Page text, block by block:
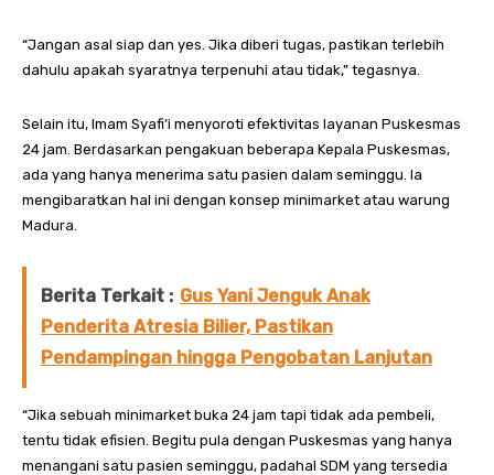
“Jangan asal siap dan yes. Jika diberi tugas, pastikan terlebih
dahulu apakah syaratnya terpenuhi atau tidak,” tegasnya.
Selain itu, Imam Syafi’i menyoroti efektivitas layanan Puskesmas
24 jam. Berdasarkan pengakuan beberapa Kepala Puskesmas,
ada yang hanya menerima satu pasien dalam seminggu. Ia
mengibaratkan hal ini dengan konsep minimarket atau warung
Madura.
Berita Terkait : Gus Yani Jenguk Anak
Penderita Atresia Bilier, Pastikan
Pendampingan hingga Pengobatan Lanjutan
“Jika sebuah minimarket buka 24 jam tapi tidak ada pembeli,
tentu tidak efisien. Begitu pula dengan Puskesmas yang hanya
menangani satu pasien seminggu, padahal SDM yang tersedia